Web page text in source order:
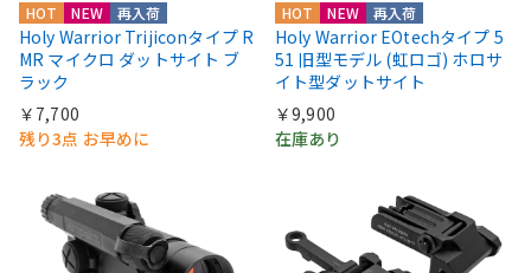
HOT NEW 再入荷
Holy Warrior Trijiconタイプ R
MR マイクロ ダットサイト ブ
ラック
￥7,700
残り3点 お早めに
HOT NEW 再入荷
Holy Warrior EOtechタイプ 5
51 旧型モデル (虹ロゴ) ホロサ
イト型ダットサイト
￥9,900
在庫あり